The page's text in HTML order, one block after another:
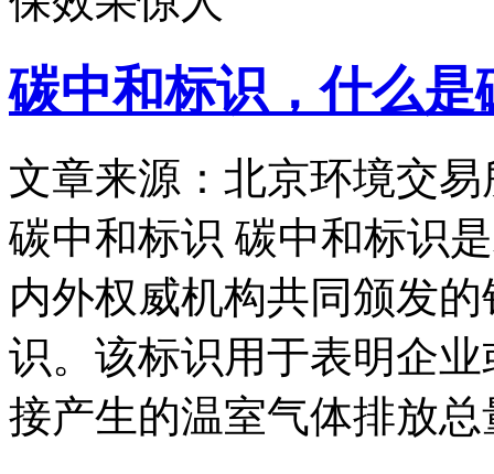
碳中和标识，什么
文章来源：北京环境交易
碳中和标识 碳中和标识
内外权威机构共同颁发
识。该标识用于表明企
接产生的温室气体排放总